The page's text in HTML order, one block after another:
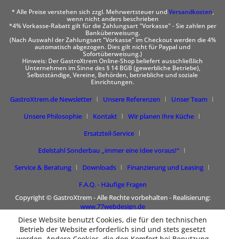
* Alle Preise verstehen sich zzgl. Mehrwertsteuer undVersandkosten,
wenn nicht anders beschrieben
*4% Vorkasse-Rabatt gilt für die Zahlungsart "Vorkasse" - Sie zahlen per
Banküberweisung.
(Nach Auswahl der Zahlungsart "Vorkasse" im Checkout werden die 4%
automatisch abgezogen. Dies gilt nicht für Paypal und
Sofortüberweisung.)
Hinweis: Der GastroXtrem Online-Shop beliefert ausschließlich
Unternehmen im Sinne des § 14 BGB (gewerbliche Betriebe),
Selbstständige, Vereine, Behörden, betriebliche und soziale
Einrichtungen.
GastroXtrem.de Newsletter Unsere Referenzen
Unser Team
Unsere Philosophie
Kontakt
Wir planen Ihre Küche
Ersatzteil-Service
Edelstahl Sonderbau „immer eine Idee voraus!“
Service & Beratung
Downloads
Finanzierung und Leasing
F.A.Q. - Häufige Fragen
Copyright © GastroXtrem - Alle Rechte vorbehalten - Realisierung:
www.77webdesign.de
Diese Website benutzt Cookies, die für den technischen
Betrieb der Website erforderlich sind und stets gesetzt